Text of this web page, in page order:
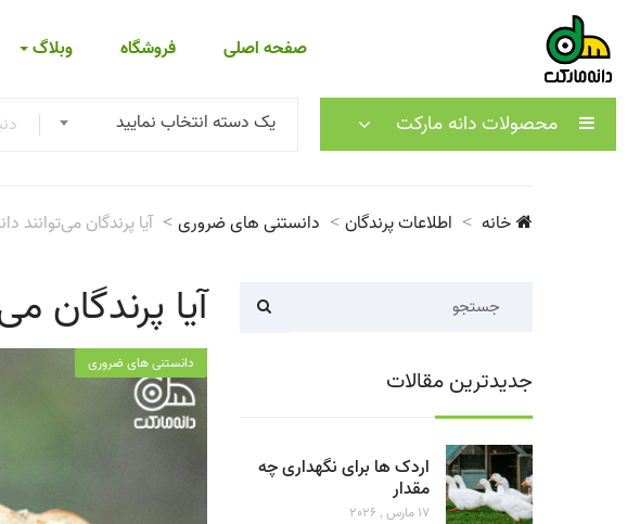
صفحه اصلی فروشگاه وبلاگ
محصولات دانه مارکت یک دسته انتخاب نمایید
خانه اطلاعات پرندگان دانستنی های ضروری آیا پرندگان می‌توانند
جدیدترین مقالات
اردک ها برای نگهداری چه
مقدار
17 مارس , 2026
آیا پرندگان
دانستنی های ضروری